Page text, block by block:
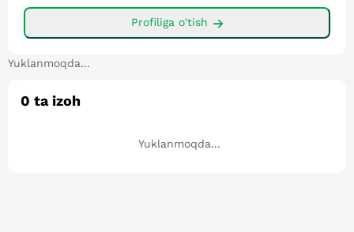
Profiliga o'tish
Yuklanmoqda...
0 ta izoh
Yuklanmoqda...